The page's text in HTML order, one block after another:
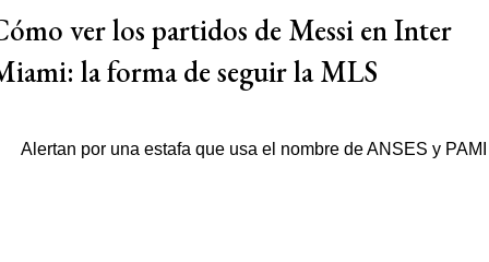
ver los partidos de Messi en Inter
la forma de seguir la MLS